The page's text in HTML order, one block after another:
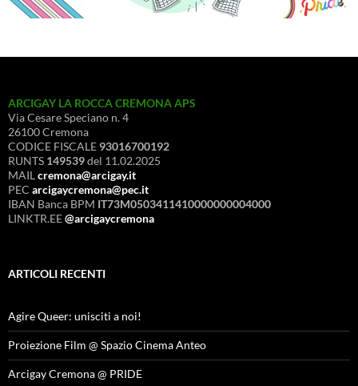
ARCIGAY LA ROCCA CREMONA APS
Via Cesare Speciano n. 4
26100 Cremona
CODICE FISCALE 93016700192
RUNTS 149539del 11.02.2025
MAIL cremona@arcigay.it
PEC arcigaycremona@pec.it
IBAN Banca BPM IT73M0503411410000000004000
LINKTR.EE@arcigaycremona
ARTICOLI RECENTI
Agire Queer: unisciti a noi!
Proiezione Film @ Spazio Cinema Anteo
Arcigay Cremona @ PRIDE